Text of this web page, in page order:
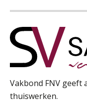
Vakbond FNV geeft
thuiswerken.